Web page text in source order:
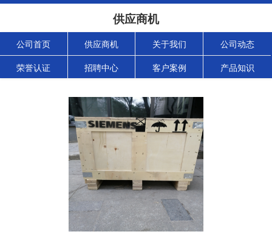
供应商机
公司首页 供应商机 关于我们 公司动态
荣誉认证 招聘中心 客户案例 产品知识